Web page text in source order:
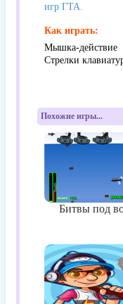
игр ГТА.
Как играть:
Мышка-действие
Стрелки
Похожие игры...
Битвы под